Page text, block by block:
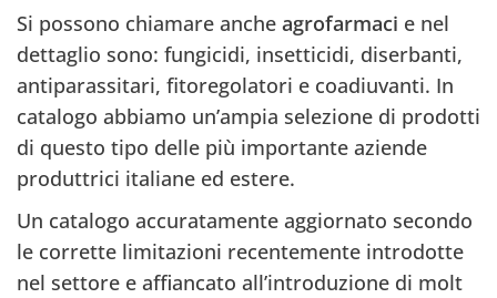
Si possono chiamare anche agrofarmaci e nel
dettaglio sono: fungicidi, insetticidi, diserbanti,
antiparassitari, fitoregolatori e coadiuvanti. In
catalogo abbiamo un’ampia selezione di prodotti
di questo tipo delle più importante aziende
produttrici italiane ed estere.
Un catalogo accuratamente aggiornato secondo
le corrette limitazioni recentemente introdotte
nel settore e affiancato all’introduzione di molt